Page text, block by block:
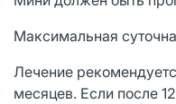
Максимальная
Лечение
месяцев. Если после